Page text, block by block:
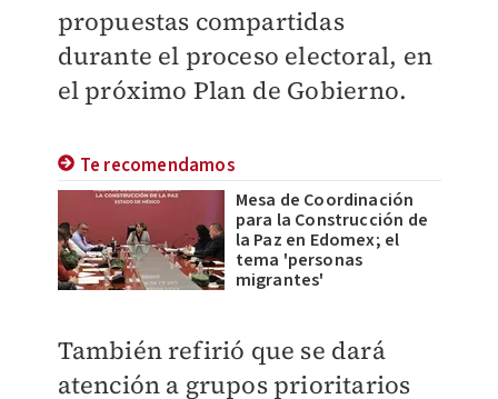
propuestas compartidas
durante el proceso electoral, en
el próximo Plan de Gobierno.
Te recomendamos
Mesa de Coordinación
para la Construcción de
la Paz en Edomex; el
tema 'personas
migrantes'
También refirió que se dará
atención a grupos prioritarios